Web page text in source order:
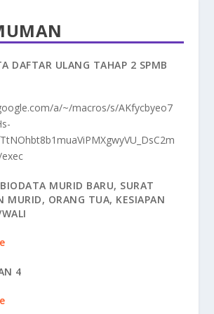
DAFTAR ULANG TAHAP 2 SPMB
a/~/macros/s/AKfycbyeo7
exec
MURID BARU, SURAT
MURID, ORANG TUA, KESIAPAN
4